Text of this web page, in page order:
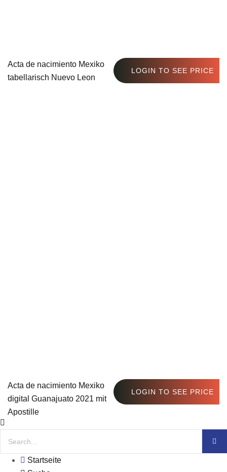
Acta de nacimiento Mexiko
tabellarisch Nuevo Leon
LOGIN TO SEE PRICE
Acta de nacimiento Mexiko
digital Guanajuato 2021 mit
Apostille
LOGIN TO SEE PRICE
Startseite